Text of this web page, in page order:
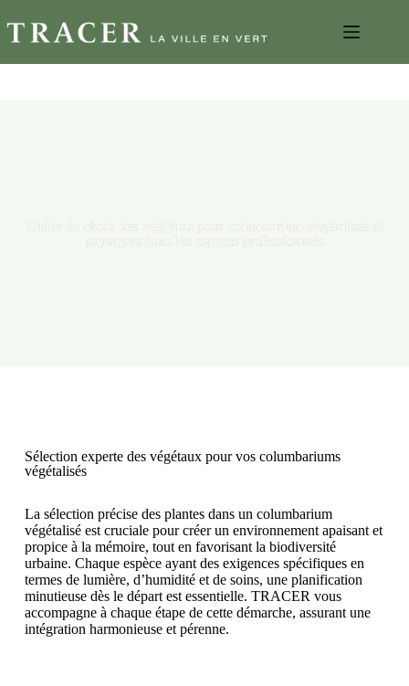
Guide de choix des végétaux pour columbarium végétalisés et
paysagers dans les espaces professionnels
Sélection experte des végétaux pour vos columbariums
végétalisés
La sélection précise des plantes dans un columbarium
végétalisé est cruciale pour créer un environnement apaisant et
propice à la mémoire, tout en favorisant la biodiversité
urbaine. Chaque espèce ayant des exigences spécifiques en
termes de lumière, d’humidité et de soins, une planification
minutieuse dès le départ est essentielle. TRACER vous
accompagne à chaque étape de cette démarche, assurant une
intégration harmonieuse et pérenne.